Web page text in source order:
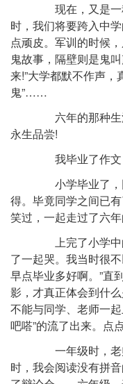
现在，又是一
时，我们将要跨入中
点顽皮。军训的时候
鬼故事，隔壁则是鬼
来!”大学都默不作声，
鬼”……
六年的那种生
永生品尝!
我毕业了作文
小学毕业了，
得。毕竟同学之间已
笑过，一起走过了六
上完了小学中
了一起哭。我当时很
早点毕业多好啊。”直
影，才真正体会到什
不能与同学、老师一
吧嗒”的流了出来。点
一年级时，老
时，我会阅读没有拼